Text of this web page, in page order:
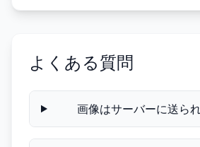
よくある質問
画像はサーバーに送ら